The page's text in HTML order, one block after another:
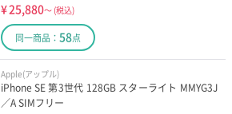
¥25,880～ (税込)
同一商品： 58点
Apple(アップル)
iPhone SE 第3世代 128GB スターライト MMYG3J
／A SIMフリー